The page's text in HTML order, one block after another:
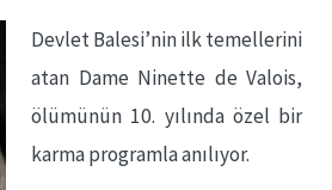
Devlet Balesi’nin ilk temellerini
atan Dame Ninette de Valois,
ölümünün 10. yılında özel bir
karma programla anılıyor.